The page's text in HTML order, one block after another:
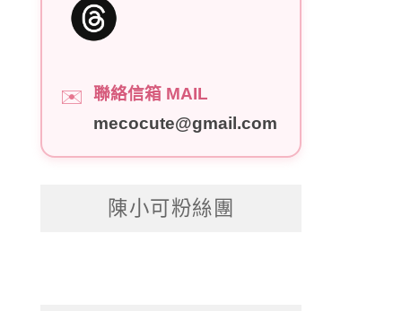
✉️
聯絡信箱 MAIL
mecocute@gmail.com
陳小可粉絲團